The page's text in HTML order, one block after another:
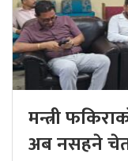
मन्त्री
अब नसहने